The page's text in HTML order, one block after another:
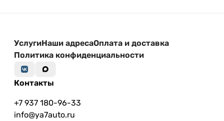
УслугиНаши адресаОплата и доставка
Политика конфиденциальности
Контакты
+7 937 180-96-33
info@ya7auto.ru